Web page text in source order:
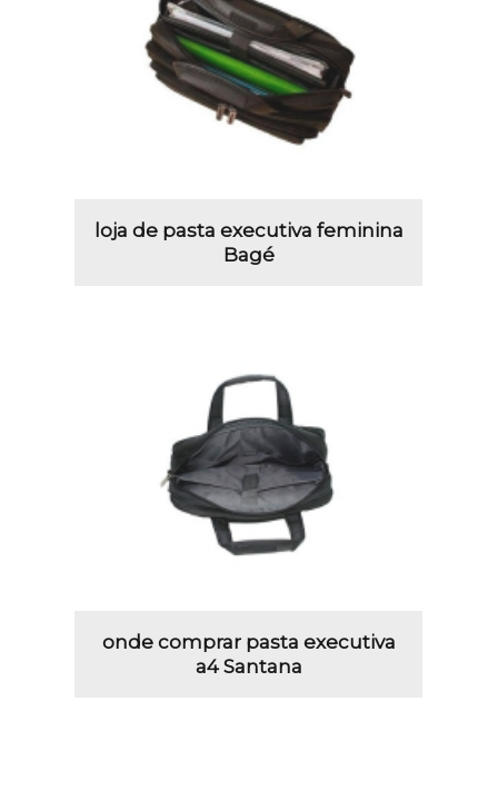
loja de pasta executiva feminina
Bagé
onde comprar pasta executiva
a4 Santana